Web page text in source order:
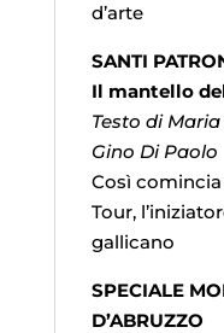
d’arte
SANTI
Il mantello
Testo di
Gino Di Paolo
Così
Tour,
gallicano
SPECIALE
D’ABRUZZO